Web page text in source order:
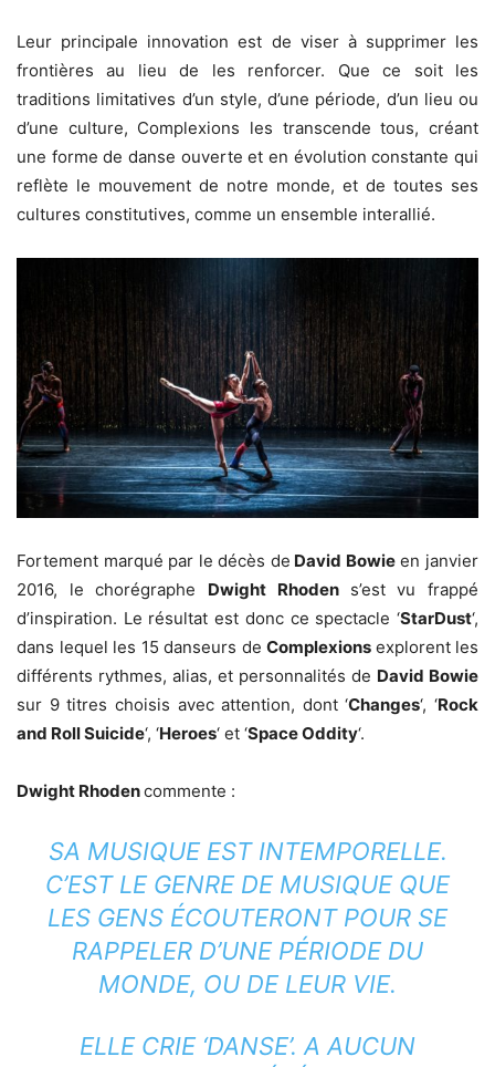
Leur principale innovation est de viser à supprimer les
frontières au lieu de les renforcer. Que ce soit les
traditions limitatives d’un style, d’une période, d’un lieu ou
d’une culture, Complexions les transcende tous, créant
une forme de danse ouverte et en évolution constante qui
reflète le mouvement de notre monde, et de toutes ses
cultures constitutives, comme un ensemble interallié.
Fortement marqué par le décès de David Bowieen janvier
2016, le chorégraphe Dwight Rhoden s’est vu frappé
d’inspiration. Le résultat est donc ce spectacle ‘StarDust‘,
dans lequel les 15 danseurs de Complexions explorent les
différents rythmes, alias, et personnalités de David Bowie
sur 9 titres choisis avec attention, dont ‘Changes‘, ‘Rock
and Roll Suicide‘, ‘Heroes‘ et ‘Space Oddity‘.
Dwight Rhodencommente :
SA MUSIQUE EST INTEMPORELLE.
C’EST LE GENRE DE MUSIQUE QUE
LES GENS ÉCOUTERONT POUR SE
RAPPELER D’UNE PÉRIODE DU
MONDE, OU DE LEUR VIE.
ELLE CRIE ‘DANSE’. A AUCUN